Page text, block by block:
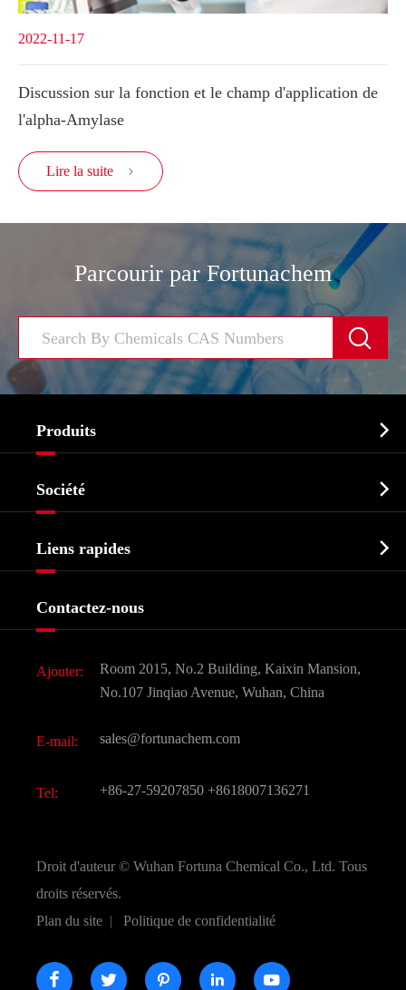
2022-11-17
Discussion sur la fonction et le champ d'application de
l'alpha-Amylase
Lire la suite 
Parcourir par Fortunachem

Produits 
Biochimique
Produits agrochimiques et intermédiaires
Ingrédients cosmétiques
Saveurs et parfums
CAS chimiques
Société 
Liens rapides 
Contactez-nous
Ajouter:
Room 2015, No.2 Building, Kaixin Mansion,
No.107 Jinqiao Avenue, Wuhan, China
E-mail: sales@fortunachem.com
Tel: +86-27-59207850 +8618007136271
Droit d'auteur © Wuhan Fortuna Chemical Co., Ltd. Tous
droits réservés.
Plan du site | Politique de confidentialité
    